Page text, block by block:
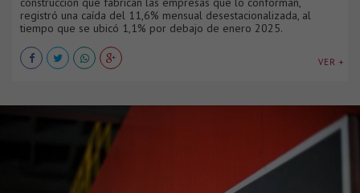
registró una caída del 11,6% mensual desestacionalizada, al
tiempo que se ubicó 1,1% por debajo de enero 2025.
VER +